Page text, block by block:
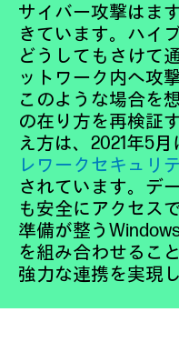
サイバー攻撃はま
きています。ハイ
どうしてもさけて
ットワーク内へ攻
このような場合を
の在り方を再検証
え方は、2021年5
レワークセキュリ
されています。デ
も安全にアクセス
準備が整うWindows
を組み合わせるこ
強力な連携を実現し